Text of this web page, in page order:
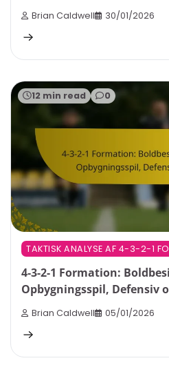
Brian Caldwell 30/01/2026
12 min read 0
TAKTISK ANALYSE AF 4-3-2-1
4-3-2-1 Formation:
Opbygningsspil, Defensiv
Brian Caldwell 05/01/2026